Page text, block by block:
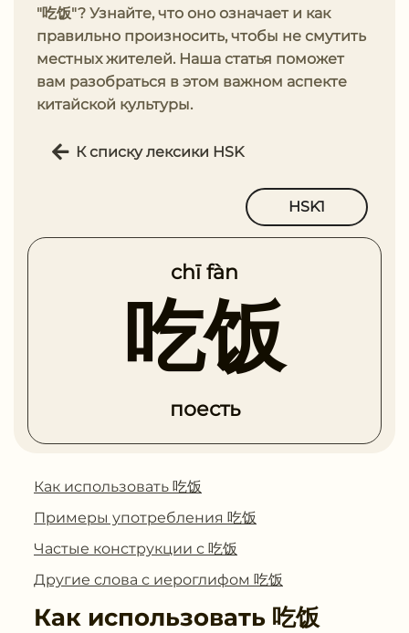
"吃饭"? Узнайте, что оно означает и как
правильно произносить, чтобы не смутить
местных жителей. Наша статья поможет
вам разобраться в этом важном аспекте
китайской культуры.
К списку лексики HSK
HSK1
chī fàn
吃饭
поесть
Как использовать 吃饭
Примеры употребления 吃饭
Частые конструкции с 吃饭
Другие слова с иероглифом 吃饭
Как использовать 吃饭